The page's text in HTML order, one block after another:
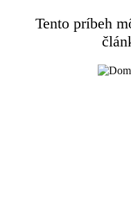
Tento príbeh